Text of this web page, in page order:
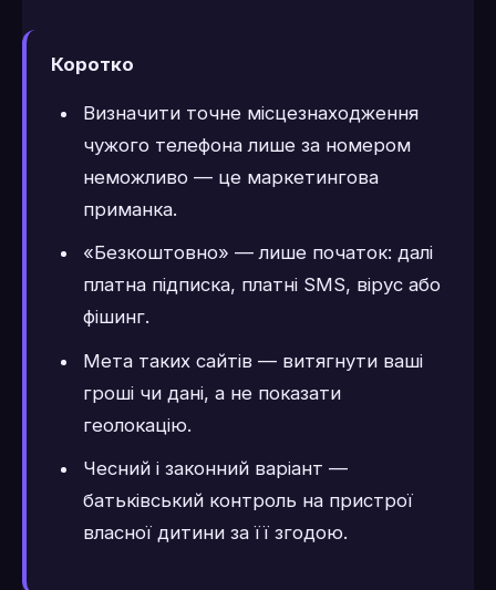
Коротко
Визначити точне місцезнаходження
чужого телефона лише за номером
неможливо — це маркетингова
приманка.
«Безкоштовно» — лише початок: далі
платна підписка, платні SMS, вірус або
фішинг.
Мета таких сайтів — витягнути ваші
гроші чи дані, а не показати
геолокацію.
Чесний і законний варіант —
батьківський контроль на пристрої
власної дитини за її згодою.